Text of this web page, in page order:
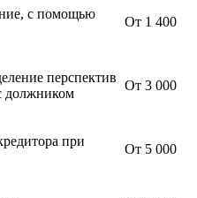
с помощью
От 1 400
перспектив
должником
От 3 000
при
От 5 000